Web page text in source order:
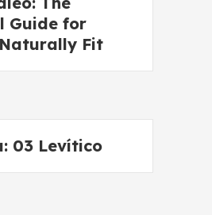
Guide for
Fit
03 Levítico